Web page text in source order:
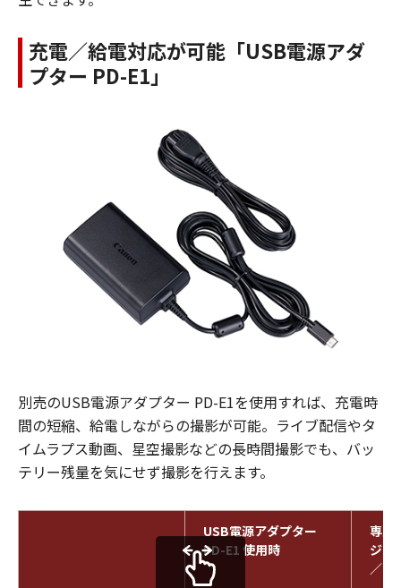
充電／給電対応が可能「USB電源アダ
プター PD-E1」
別売のUSB電源アダプター PD-E1を使用すれば、充電時
間の短縮、給電しながらの撮影が可能。ライブ配信やタ
イムラプス動画、星空撮影などの長時間撮影でも、バッ
テリー残量を気にせず撮影を行えます。
USB電源アダプター
PD-E1 使用時
専用
ジャ
／